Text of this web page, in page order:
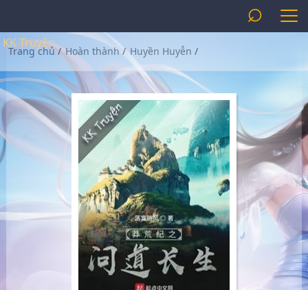
KK Truyện
⌕
Trang chủ/ Hoàn thành/ Huyền Huyễn /